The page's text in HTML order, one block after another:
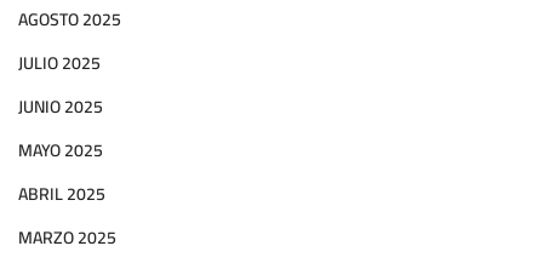
AGOSTO 2025
JULIO 2025
JUNIO 2025
MAYO 2025
ABRIL 2025
MARZO 2025